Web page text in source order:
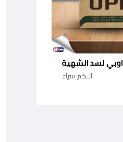
اوبي لسد الشهية
الاكثر شراء